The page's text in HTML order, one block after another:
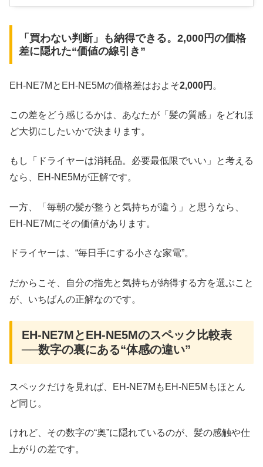
「買わない判断」も納得できる。2,000円の価格
差に隠れた“価値の線引き”
EH-NE7MとEH-NE5Mの価格差はおよそ2,000円 。
この差をどう感じるかは、あなたが「髪の質感」をどれほ
ど大切にしたいかで決まります。
もし「ドライヤーは消耗品。必要最低限でいい」と考える
なら、EH-NE5Mが正解です。
一方、「毎朝の髪が整うと気持ちが違う」と思うなら、
EH-NE7Mにその価値があります。
ドライヤーは、“毎日手にする小さな家電”。
だからこそ、自分の指先と気持ちが納得する方を選ぶこと
が、いちばんの正解なのです。
EH-NE7MとEH-NE5Mのスペック比較表
──数字の裏にある“体感の違い”
スペックだけを見れば、EH-NE7MもEH-NE5Mもほとん
ど同じ。
けれど、その数字の“奥”に隠れているのが、髪の感触や仕
上がりの差です。